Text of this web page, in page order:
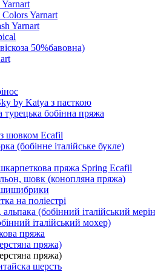
Yarnart
Colors Yarnart
Yarnart
50%бавовна)
by Katya з паєткою
турецька бобінна пряжа
шовком Ecafil
(бобінне італійське букле)
пряжа Spring Ecafil
шовк (конопляна пряжа)
на поліестрі
(бобінний італійський
італійський мохер)
пряжа
пряжа)
пряжа)
шерсть